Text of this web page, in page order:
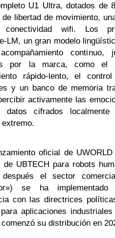
U1 Ultra, dotados de
de libertad de movimiento,
wifi. Los
LM, un gran modelo
continuo,
por la marca, como el
rápido-lento, el
y un banco de memoria
activamente las
datos cifrados localmente
oficial de
UBTECH para robots
después el sector
se ha
con las directrices
aplicaciones
su distribución en